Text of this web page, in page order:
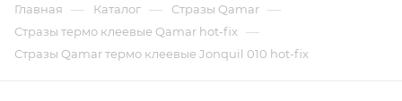
Главная — Каталог — Стразы Qamar —
Стразы термо клеевые Qamar hot-fix —
Стразы Qamar термо клеевые Jonquil 010 hot-fix